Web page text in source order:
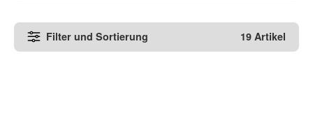
Filter und Sortierung 19 Artikel